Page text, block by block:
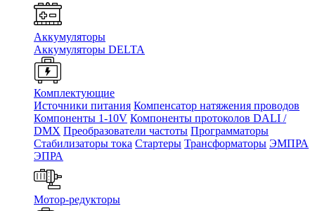
Аккумуляторы
Аккумуляторы DELTA
Комплектующие
Источники питания Компенсатор натяжения проводов
Компоненты 1-10V Компоненты протоколов DALI /
DMX Преобразователи частоты Программаторы
Стабилизаторы тока Стартеры Трансформаторы ЭМПРА
ЭПРА
Мотор-редукторы